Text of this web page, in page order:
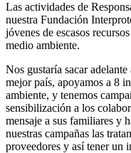
Las actividades de
nuestra Fundación
jóvenes de escasos
medio ambiente.
Nos gustaría sacar
mejor país, apoyamos a 8
ambiente, y tenemos
sensibilización a los
mensaje a sus familiares y
nuestras campañas las
proveedores y así tener un